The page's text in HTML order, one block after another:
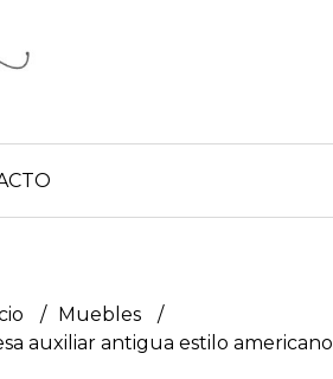
Muebles
auxiliar antigua estilo americano